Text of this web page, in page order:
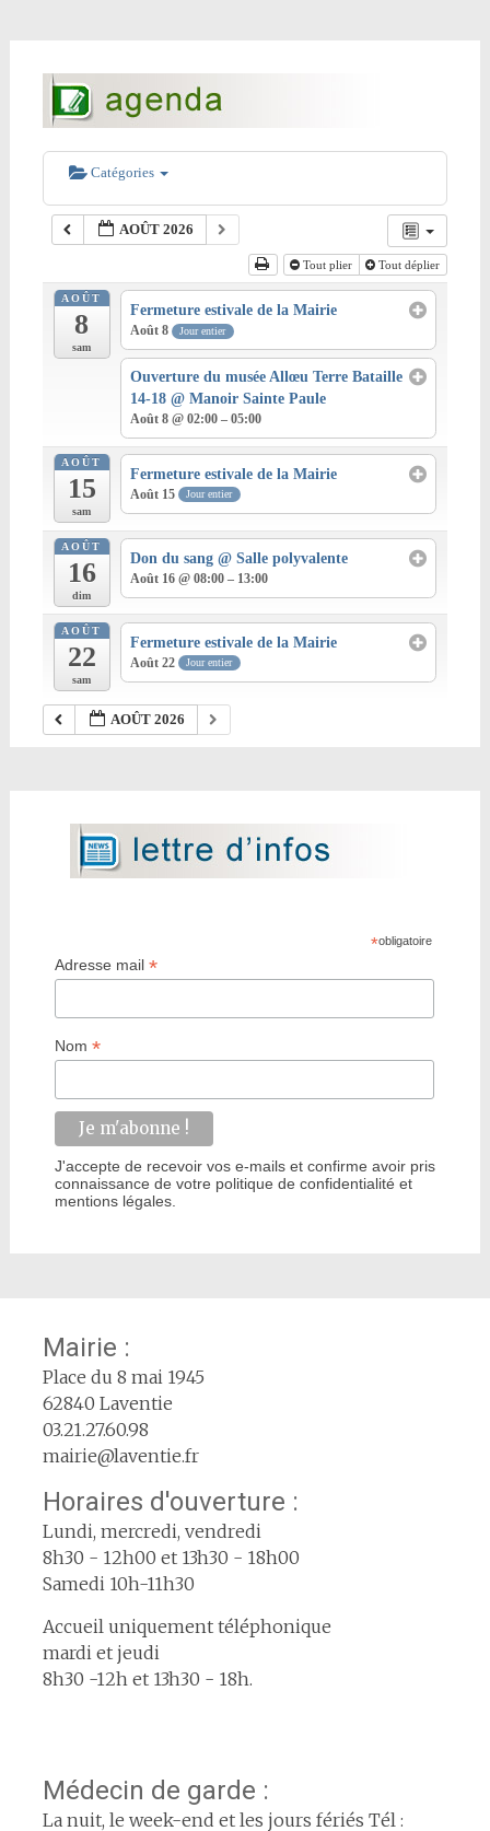
Catégories
AOÛT 2026
Tout plier Tout déplier
AOÛT
8
sam
Fermeture estivale de la Mairie
Août 8 Jour entier
Ouverture du musée Allœu Terre Bataille
14-18@ Manoir Sainte Paule
Août 8 @ 02:00 – 05:00
AOÛT
15
sam
Fermeture estivale de la Mairie
Août 15 Jour entier
AOÛT
16
dim
Don du sang@ Salle polyvalente
Août 16 @ 08:00 – 13:00
AOÛT
22
sam
Fermeture estivale de la Mairie
Août 22 Jour entier
AOÛT 2026
*obligatoire
Adresse mail*
Nom*
J'accepte de recevoir vos e-mails et confirme avoir pris
connaissance de votre politique de confidentialité et
mentions légales.
Mairie :
Place du 8 mai 1945
62840 Laventie
03.21.27.60.98
mairie@laventie.fr
Horaires d'ouverture :
Lundi, mercredi, vendredi
8h30 - 12h00 et 13h30 - 18h00
Samedi 10h-11h30
Accueil uniquement téléphonique
mardi et jeudi
8h30 -12h et 13h30 - 18h.
Médecin de garde :
La nuit, le week-end et les jours fériés Tél :